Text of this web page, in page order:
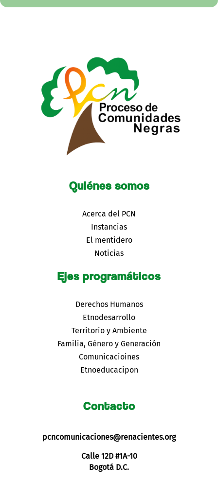
Quiénes somos
Acerca del PCN
Instancias
El mentidero
Noticias
Ejes programáticos
Derechos Humanos
Etnodesarrollo
Territorio y Ambiente
Familia, Género y Generación
Comunicacioines
Etnoeducacipon
Contacto
pcncomunicaciones@renacientes.org
Calle 12D #1A-10
Bogotá D.C.